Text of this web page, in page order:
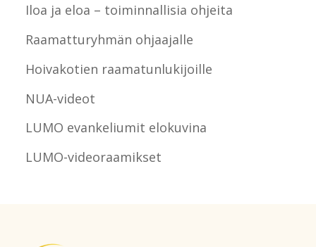
Iloa ja eloa – toiminnallisia ohjeita
Raamatturyhmän ohjaajalle
Hoivakotien raamatunlukijoille
NUA-videot
LUMO evankeliumit elokuvina
LUMO-videoraamikset